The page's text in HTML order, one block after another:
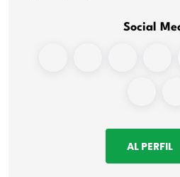
Social
AL PERFIL